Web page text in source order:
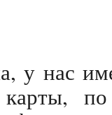
у нас